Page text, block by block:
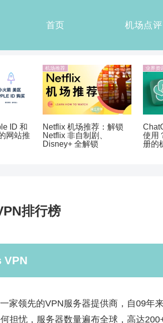
首页 机场点评
ID 和
网站推
机场推荐
Netflix 机场推荐：解锁
Netflix 非自制剧、
Disney+ 全解锁
业界资
使用
册的
排行榜
VPN
家领先的VPN服务器提供商，自09年
担忧，服务器数量遍布全球，高达